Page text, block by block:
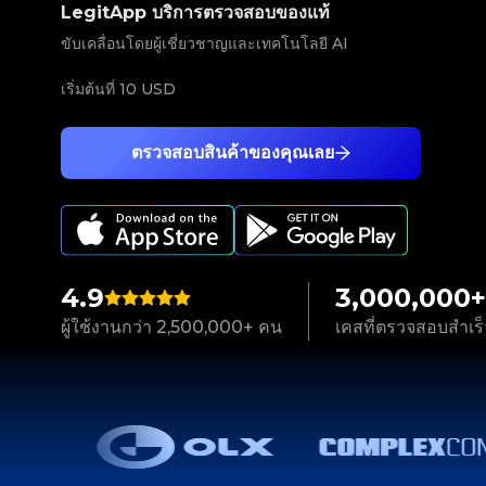
4.9
ผู้ใช้งานกว่า 2,500,000+ คน
3,000,000+
เคสที่ตรวจสอบสำเ
ตรวจสอบสินค้าของคุณเลย
LegitApp บริการตรวจสอบของแท้
ขับเคลื่อนโดยผู้เชี่ยวชาญและเทคโนโลยี AI
เริ่มต้นที่ 10 USD